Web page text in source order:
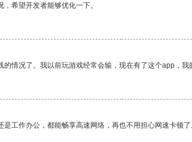
希望开发者能够优化一下。
情况了。我以前玩游戏经常会输，现在有了这个app，我
工作办公，都能畅享高速网络，再也不用担心网速卡顿了